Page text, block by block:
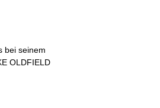
bei seinem
OLDFIELD